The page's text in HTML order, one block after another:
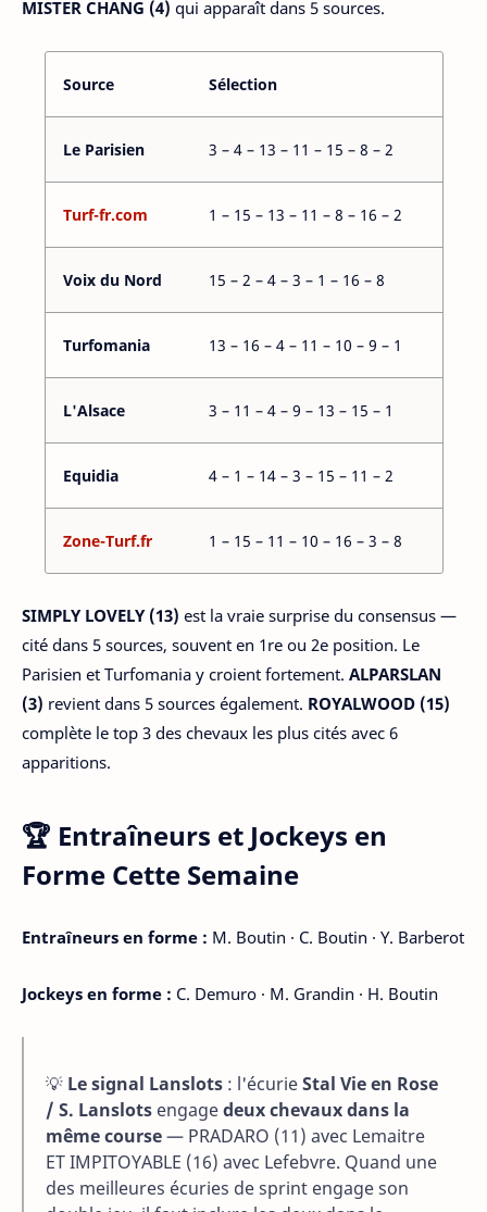
MISTER CHANG (4) qui apparaît dans 5 sources.
Source Sélection
Le Parisien 3 – 4 – 13 – 11 – 15 – 8 – 2
Turf-fr.com 1 – 15 – 13 – 11 – 8 – 16 – 2
Voix du Nord 15 – 2 – 4 – 3 – 1 – 16 – 8
Turfomania 13 – 16 – 4 – 11 – 10 – 9 – 1
L'Alsace 3 – 11 – 4 – 9 – 13 – 15 – 1
Equidia 4 – 1 – 14 – 3 – 15 – 11 – 2
Zone-Turf.fr 1 – 15 – 11 – 10 – 16 – 3 – 8
SIMPLY LOVELY (13) est la vraie surprise du consensus —
cité dans 5 sources, souvent en 1re ou 2e position. Le
Parisien et Turfomania y croient fortement. ALPARSLAN
(3) revient dans 5 sources également. ROYALWOOD (15)
complète le top 3 des chevaux les plus cités avec 6
apparitions.
🏆 Entraîneurs et Jockeys en
Forme Cette Semaine
Entraîneurs en forme : M. Boutin · C. Boutin · Y. Barberot
Jockeys en forme : C. Demuro · M. Grandin · H. Boutin
💡 Le signal Lanslots : l'écurieStal Vie en Rose
/ S. Lanslots engagedeux chevaux dans la
même course— PRADARO (11) avec Lemaitre
ET IMPITOYABLE (16) avec Lefebvre. Quand une
des meilleures écuries de sprint engage son